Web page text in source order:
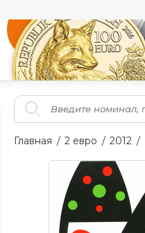
Главная 2 евро 2012